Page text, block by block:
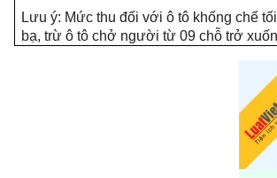
Lưu ý: Mức thu đối với ô tô khống chế
bạ, trừ ô tô chở người từ 09 chỗ trở